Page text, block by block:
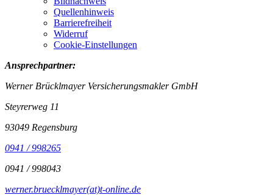
Quellenhinweis
Barrierefreiheit
Widerruf
Cookie-Einstellungen
Ansprechpartner:
Werner Brücklmayer Versicherungsmakler GmbH
Steyrerweg 11
93049 Regensburg
0941 / 998265
0941 / 998043
werner.bruecklmayer(at)t-online.de